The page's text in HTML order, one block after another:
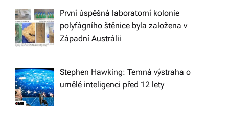
a
t
i
o
První úspěšná laboratorní kolonie
polyfágního štěnice byla založena v
Západní Austrálii
Stephen Hawking: Temná výstraha o
umělé inteligenci před 12 lety